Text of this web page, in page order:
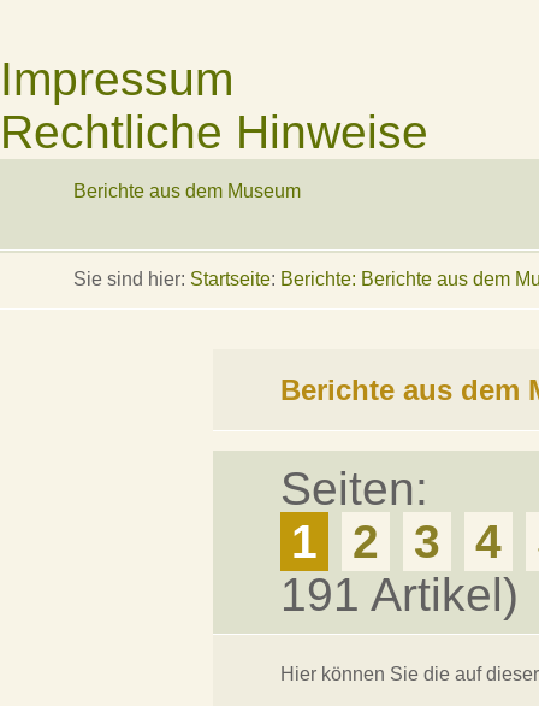
Impressum
Rechtliche Hinweise
Berichte aus dem Museum
Sie sind hier: Startseite: Berichte: Berichte aus dem
Berichte aus dem
Seiten:
1
2 3 4
191 Artikel)
Hier können Sie die auf